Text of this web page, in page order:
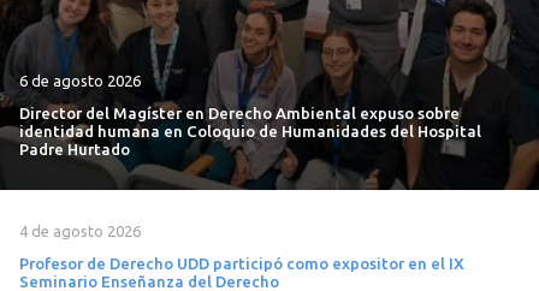
6 de agosto 2026
Director del Magíster en Derecho Ambiental expuso sobre
identidad humana en Coloquio de Humanidades del Hospital
Padre Hurtado
4 de agosto 2026
Profesor de Derecho UDD participó como expositor en el IX
Seminario Enseñanza del Derecho